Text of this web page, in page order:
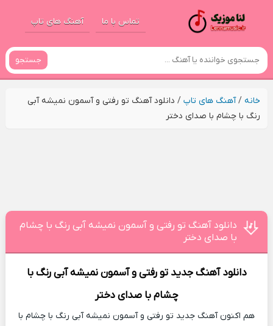
تماس با ما آهنگ های تاپ
جستجو
خانه/آهنگ های تاپ/ دانلود آهنگ تو رفتی و آسمون نمیشه آبی
رنگ با چشام با صدای دختر
دانلود آهنگ تو رفتی و آسمون نمیشه آبی رنگ با چشام
با صدای دختر
دانلود آهنگ جدید تو رفتی و آسمون نمیشه آبی رنگ با
چشام با صدای دختر
هم اکنون آهنگ جدید تو رفتی و آسمون نمیشه آبی رنگ با چشام با